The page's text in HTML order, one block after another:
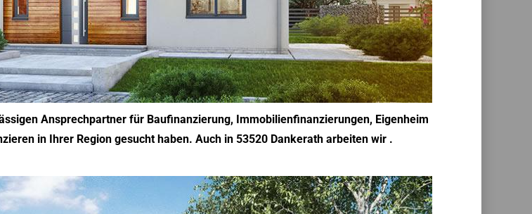
Ansprechpartner für Baufinanzierung, Immobilienfinanzierungen, Eigenheim
in Ihrer Region gesucht haben. Auch in 53520 Dankerath arbeiten wir .